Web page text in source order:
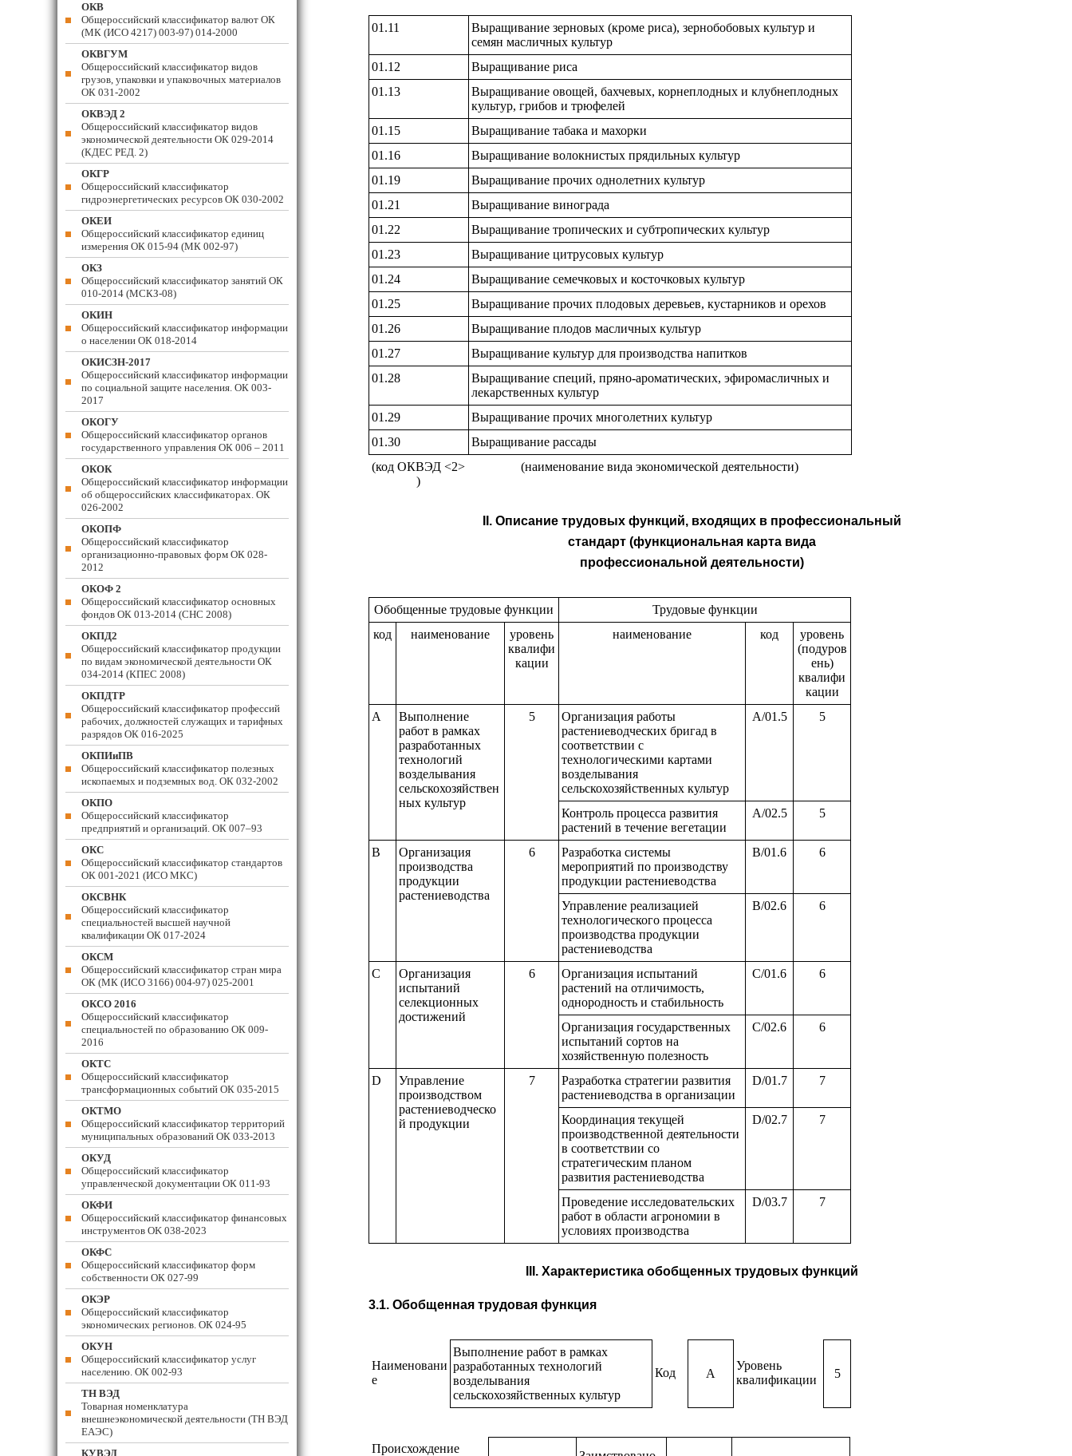
01.11
Выращивание зерновых (кроме риса), зернобобовых культур и
семян масличных культур
01.12
Выращивание риса
01.13
Выращивание овощей, бахчевых, корнеплодных и клубнеплодных
культур, грибов и трюфелей
01.15
Выращивание табака и махорки
01.16
Выращивание волокнистых прядильных культур
01.19
Выращивание прочих однолетних культур
01.21
Выращивание винограда
01.22
Выращивание тропических и субтропических культур
01.23
Выращивание цитрусовых культур
01.24
Выращивание семечковых и косточковых культур
01.25
Выращивание прочих плодовых деревьев, кустарников и орехов
01.26
Выращивание плодов масличных культур
01.27
Выращивание культур для производства напитков
01.28
Выращивание специй, пряно-ароматических, эфиромасличных и
лекарственных культур
01.29
Выращивание прочих многолетних культур
01.30
Выращивание рассады
(код ОКВЭД <2>
)
(наименование вида экономической деятельности)
II. Описание трудовых функций, входящих в профессиональный
стандарт (функциональная карта вида
профессиональной деятельности)
Обобщенные трудовые функции
Трудовые функции
код
наименование
уровень
квалифи
кации
наименование код
уровень
(подуров
ень)
квалифи
кации
A
Выполнение
работ в рамках
разработанных
технологий
возделывания
сельскохозяйствен
ных культур
5
Организация работы
растениеводческих бригад в
соответствии с
технологическими картами
возделывания
сельскохозяйственных культур
A/01.5 5
Контроль процесса развития
растений в течение вегетации
A/02.5 5
B
Организация
производства
продукции
растениеводства
6
Разработка системы
мероприятий по производству
продукции растениеводства
B/01.6 6
Управление реализацией
технологического процесса
производства продукции
растениеводства
B/02.6 6
C
Организация
испытаний
селекционных
достижений
6
Организация испытаний
растений на отличимость,
однородность и стабильность
C/01.6 6
Организация государственных
испытаний сортов на
хозяйственную полезность
C/02.6 6
D
Управление
производством
растениеводческо
й продукции
7
Разработка стратегии развития
растениеводства в организации
D/01.7 7
Координация текущей
производственной деятельности
в соответствии со
стратегическим планом
развития растениеводства
D/02.7 7
Проведение исследовательских
работ в области агрономии в
условиях производства
D/03.7 7
III. Характеристика обобщенных трудовых функций
3.1. Обобщенная трудовая функция
Наименовани
е
Выполнение работ в рамках
разработанных технологий
возделывания
сельскохозяйственных культур
Код A
Уровень
квалификации
5
Происхождение
ОКВ
Общероссийский классификатор валют ОК
(МК (ИСО 4217) 003-97) 014-2000
ОКВГУМ
Общероссийский классификатор видов
грузов, упаковки и упаковочных материалов
ОК 031-2002
ОКВЭД 2
Общероссийский классификатор видов
экономической деятельности ОК 029-2014
(КДЕС РЕД. 2)
ОКГР
Общероссийский классификатор
гидроэнергетических ресурсов ОК 030-2002
ОКЕИ
Общероссийский классификатор единиц
измерения ОК 015-94 (МК 002-97)
ОКЗ
Общероссийский классификатор занятий ОК
010-2014 (МСКЗ-08)
ОКИН
Общероссийский классификатор информации
о населении ОК 018-2014
ОКИСЗН-2017
Общероссийский классификатор информации
по социальной защите населения. ОК 003-
2017
ОКОГУ
Общероссийский классификатор органов
государственного управления ОК 006 – 2011
ОКОК
Общероссийский классификатор информации
об общероссийских классификаторах. ОК
026-2002
ОКОПФ
Общероссийский классификатор
организационно-правовых форм ОК 028-
2012
ОКОФ 2
Общероссийский классификатор основных
фондов ОК 013-2014 (СНС 2008)
ОКПД2
Общероссийский классификатор продукции
по видам экономической деятельности ОК
034-2014 (КПЕС 2008)
ОКПДТР
Общероссийский классификатор профессий
рабочих, должностей служащих и тарифных
разрядов ОК 016-2025
ОКПИиПВ
Общероссийский классификатор полезных
ископаемых и подземных вод. ОК 032-2002
ОКПО
Общероссийский классификатор
предприятий и организаций. ОК 007–93
ОКС
Общероссийский классификатор стандартов
ОК 001-2021 (ИСО МКС)
ОКСВНК
Общероссийский классификатор
специальностей высшей научной
квалификации ОК 017-2024
ОКСМ
Общероссийский классификатор стран мира
ОК (МК (ИСО 3166) 004-97) 025-2001
ОКСО 2016
Общероссийский классификатор
специальностей по образованию ОК 009-
2016
ОКТС
Общероссийский классификатор
трансформационных событий ОК 035-2015
ОКТМО
Общероссийский классификатор территорий
муниципальных образований ОК 033-2013
ОКУД
Общероссийский классификатор
управленческой документации ОК 011-93
ОКФИ
Общероссийский классификатор финансовых
инструментов OK 038-2023
ОКФС
Общероссийский классификатор форм
собственности ОК 027-99
ОКЭР
Общероссийский классификатор
экономических регионов. ОК 024-95
ОКУН
Общероссийский классификатор услуг
населению. ОК 002-93
ТН ВЭД
Товарная номенклатура
внешнеэкономической деятельности (ТН ВЭД
ЕАЭС)
КУВЭД